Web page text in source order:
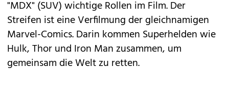
"MDX" (SUV) wichtige Rollen im Film. Der
Streifen ist eine Verfilmung der gleichnamigen
Marvel-Comics. Darin kommen Superhelden wie
Hulk, Thor und Iron Man zusammen, um
gemeinsam die Welt zu retten.